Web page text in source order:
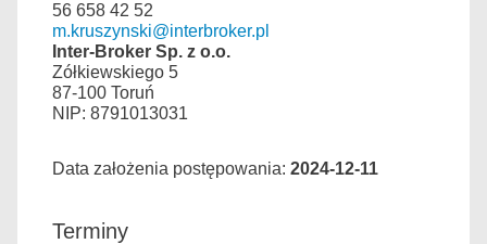
56 658 42 52
m.kruszynski@interbroker.pl
Inter-Broker Sp. z o.o.
Zółkiewskiego 5
87-100 Toruń
NIP: 8791013031
Data założenia postępowania: 2024-12-11
Terminy